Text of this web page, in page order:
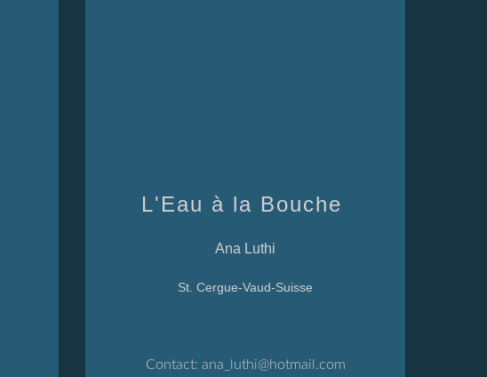
L'Eau à la Bouche
Ana Luthi
St. Cergue-Vaud-Suisse
Contact: ana_luthi@hotmail.com